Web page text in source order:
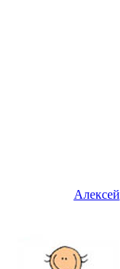
Алексей